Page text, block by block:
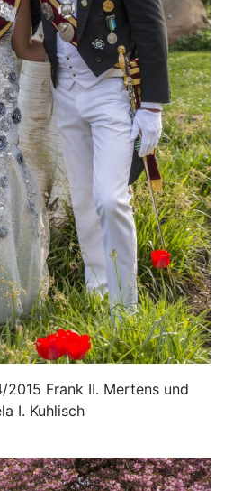
2015 Frank II. Mertens und
I. Kuhlisch